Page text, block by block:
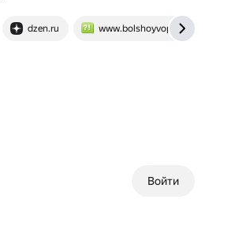
dzen.ru www.bolshoyvopros.ru
Войти